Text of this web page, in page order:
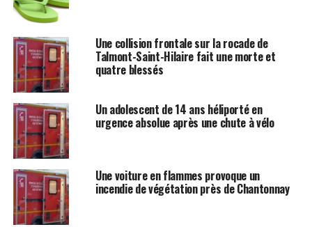
Une collision frontale sur la rocade de
Talmont-Saint-Hilaire fait une morte et
quatre blessés
Un adolescent de 14 ans héliporté en
urgence absolue après une chute à vélo
Une voiture en flammes provoque un
incendie de végétation près de Chantonnay